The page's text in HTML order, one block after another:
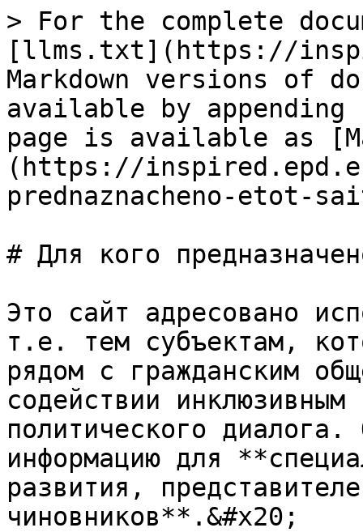
> For the complete
[llms.txt](https://
Markdown versions of
available by
page is available as
(https://
prednaznacheno-etot-
# Для кого
Это сайт адресовано
т.е. тем субъектам,
рядом с гражданским
содействии
политического
информацию для
развития,
чиновников**.&#x20;